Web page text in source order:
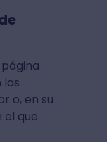
las
o, en su
que